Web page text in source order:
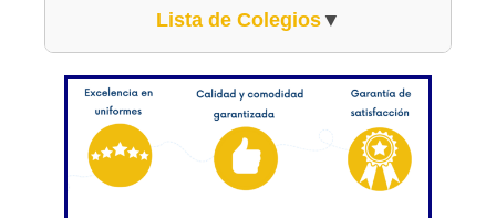
Lista de Colegios▼
Colegio Alianza Francesa
Colegio Alcazar de Las Condes